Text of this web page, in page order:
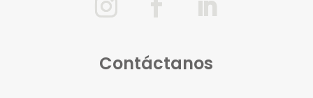
Contáctanos